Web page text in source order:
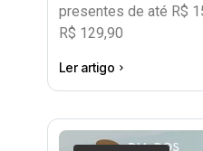
presentes de até R$
R$ 129,90
Ler artigo